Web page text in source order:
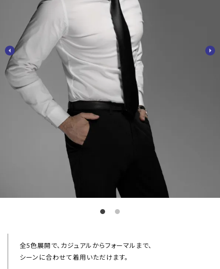
全5色展開で、カジュアルからフォーマルまで、
シーンに合わせて着用いただけます。